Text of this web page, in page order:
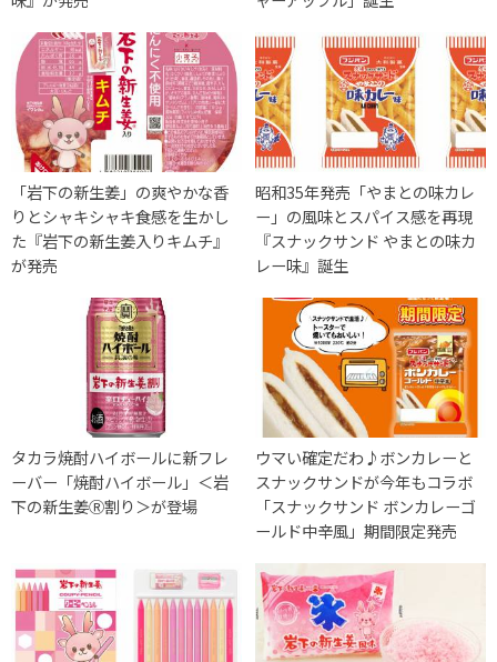
「岩下の新生姜」の爽やかな香
りとシャキシャキ食感を生かし
た『岩下の新生姜入りキムチ』
が発売
昭和35年発売「やまとの味カレ
ー」の風味とスパイス感を再現
『スナックサンド やまとの味カ
レー味』誕生
タカラ焼酎ハイボールに新フレ
ーバー「焼酎ハイボール」＜岩
下の新生姜Ⓡ割り＞が登場
ウマい確定だわ♪ボンカレーと
スナックサンドが今年もコラボ
「スナックサンド ボンカレーゴ
ールド中辛風」期間限定発売